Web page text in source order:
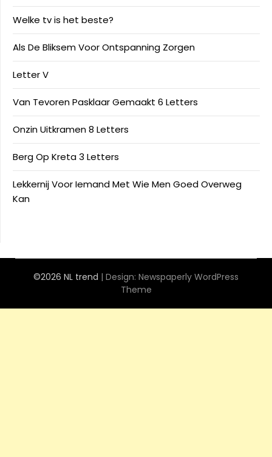
Welke tv is het beste?
Als De Bliksem Voor Ontspanning Zorgen
Letter V
Van Tevoren Pasklaar Gemaakt 6 Letters
Onzin Uitkramen 8 Letters
Berg Op Kreta 3 Letters
Lekkernij Voor Iemand Met Wie Men Goed Overweg
Kan
©2026 NL trend | Design: Newspaperly WordPress
Theme